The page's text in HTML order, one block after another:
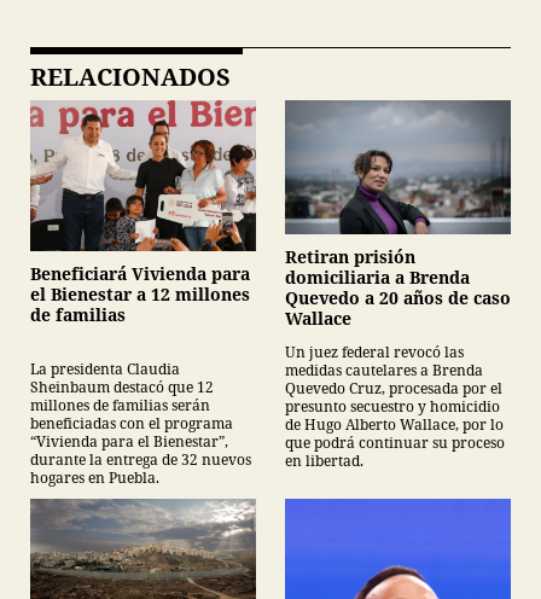
RELACIONADOS
Beneficiará Vivienda para
el Bienestar a 12 millones
de familias
La presidenta Claudia
Sheinbaum destacó que 12
millones de familias serán
beneficiadas con el programa
“Vivienda para el Bienestar”,
durante la entrega de 32 nuevos
hogares en Puebla.
Retiran prisión
domiciliaria a Brenda
Quevedo a 20 años de caso
Wallace
Un juez federal revocó las
medidas cautelares a Brenda
Quevedo Cruz, procesada por el
presunto secuestro y homicidio
de Hugo Alberto Wallace, por lo
que podrá continuar su proceso
en libertad.